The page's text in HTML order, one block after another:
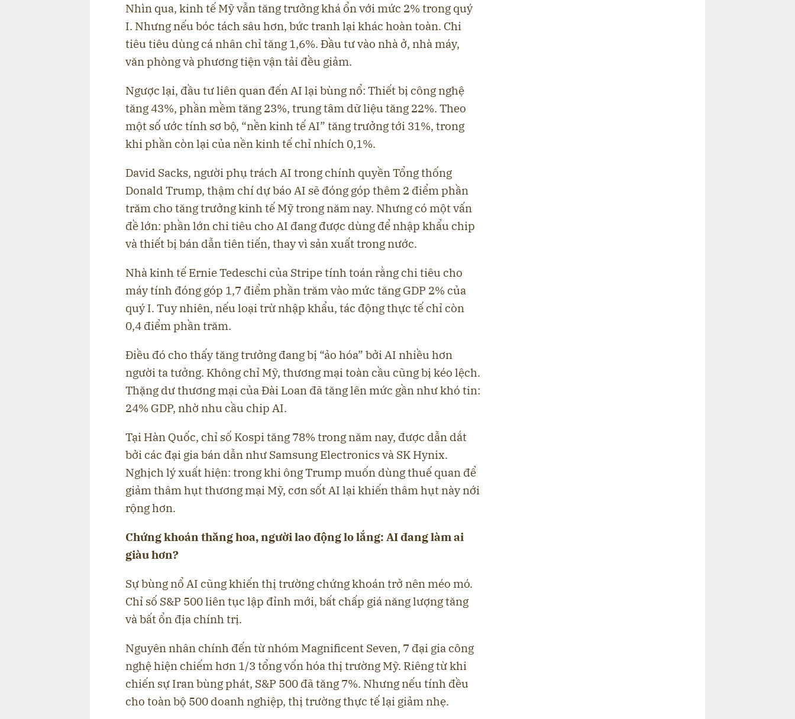
Nhìn qua, kinh tế Mỹ vẫn tăng trưởng khá ổn với mức 2% trong quý
I. Nhưng nếu bóc tách sâu hơn, bức tranh lại khác hoàn toàn. Chi
tiêu tiêu dùng cá nhân chỉ tăng 1,6%. Đầu tư vào nhà ở, nhà máy,
văn phòng và phương tiện vận tải đều giảm.
Ngược lại, đầu tư liên quan đến AI lại bùng nổ: Thiết bị công nghệ
tăng 43%, phần mềm tăng 23%, trung tâm dữ liệu tăng 22%. Theo
một số ước tính sơ bộ, “nền kinh tế AI” tăng trưởng tới 31%, trong
khi phần còn lại của nền kinh tế chỉ nhích 0,1%.
David Sacks, người phụ trách AI trong chính quyền Tổng thống
Donald Trump, thậm chí dự báo AI sẽ đóng góp thêm 2 điểm phần
trăm cho tăng trưởng kinh tế Mỹ trong năm nay. Nhưng có một vấn
đề lớn: phần lớn chi tiêu cho AI đang được dùng để nhập khẩu chip
và thiết bị bán dẫn tiên tiến, thay vì sản xuất trong nước.
Nhà kinh tế Ernie Tedeschi của Stripe tính toán rằng chi tiêu cho
máy tính đóng góp 1,7 điểm phần trăm vào mức tăng GDP 2% của
quý I. Tuy nhiên, nếu loại trừ nhập khẩu, tác động thực tế chỉ còn
0,4 điểm phần trăm.
Điều đó cho thấy tăng trưởng đang bị “ảo hóa” bởi AI nhiều hơn
người ta tưởng. Không chỉ Mỹ, thương mại toàn cầu cũng bị kéo lệch.
Thặng dư thương mại của Đài Loan đã tăng lên mức gần như khó tin:
24% GDP, nhờ nhu cầu chip AI.
Tại Hàn Quốc, chỉ số Kospi tăng 78% trong năm nay, được dẫn dắt
bởi các đại gia bán dẫn như Samsung Electronics và SK Hynix.
Nghịch lý xuất hiện: trong khi ông Trump muốn dùng thuế quan để
giảm thâm hụt thương mại Mỹ, cơn sốt AI lại khiến thâm hụt này nới
rộng hơn.
Chứng khoán thăng hoa, người lao động lo lắng: AI đang làm ai
giàu hơn?
Sự bùng nổ AI cũng khiến thị trường chứng khoán trở nên méo mó.
Chỉ số S&P 500 liên tục lập đỉnh mới, bất chấp giá năng lượng tăng
và bất ổn địa chính trị.
Nguyên nhân chính đến từ nhóm Magnificent Seven, 7 đại gia công
nghệ hiện chiếm hơn 1/3 tổng vốn hóa thị trường Mỹ. Riêng từ khi
chiến sự Iran bùng phát, S&P 500 đã tăng 7%. Nhưng nếu tính đều
cho toàn bộ 500 doanh nghiệp, thị trường thực tế lại giảm nhẹ.